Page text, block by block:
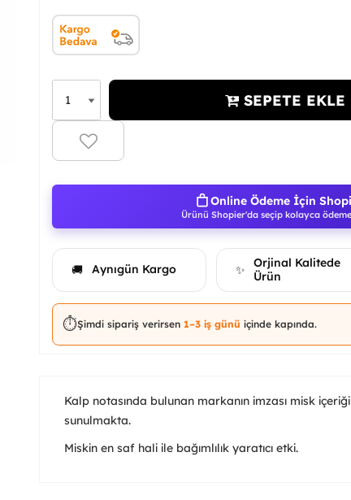
SEPETE EKLE
Online Ödeme İçin
Ürünü Shopier'da seçip kolayca
🚚 Aynıgün Kargo ✨
Orjinal Kalitede
Ürün
⏱️Şimdi sipariş verirsen 1–3 iş günü içinde kapında.
Kalp notasında bulunan markanın imzası misk
sunulmakta.
Miskin en saf hali ile bağımlılık yaratıcı etki.